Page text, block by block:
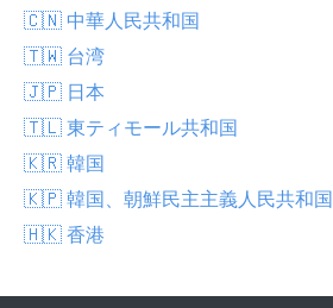
🇨🇳 中華人民共和国
🇹🇼 台湾
🇯🇵 日本
🇹🇱 東ティモール共和国
🇰🇷 韓国
🇰🇵 韓国、朝鮮民主主義人民共和国
🇭🇰 香港